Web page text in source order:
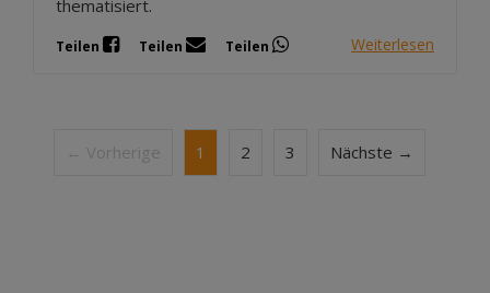
thematisiert.
Teilen Teilen Teilen Weiterlesen
← Vorherige 1 2 3 Nächste →